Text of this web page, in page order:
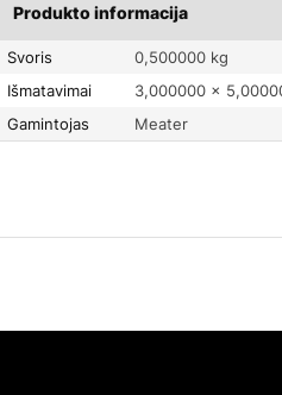
Produkto informacija
Svoris
0,500000 kg
Išmatavimai
3,000000 ×
Gamintojas
Meater